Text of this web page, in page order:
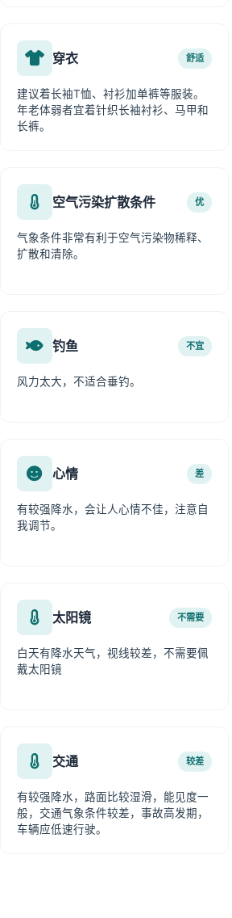
穿衣 舒适
建议着长袖T恤、衬衫加单裤等服装。
年老体弱者宜着针织长袖衬衫、马甲和
长裤。
空气污染扩散条件 优
气象条件非常有利于空气污染物稀释、
扩散和清除。
钓鱼 不宜
风力太大，不适合垂钓。
心情 差
有较强降水，会让人心情不佳，注意自
我调节。
太阳镜 不需要
白天有降水天气，视线较差，不需要佩
戴太阳镜
交通 较差
有较强降水，路面比较湿滑，能见度一
般，交通气象条件较差，事故高发期，
车辆应低速行驶。